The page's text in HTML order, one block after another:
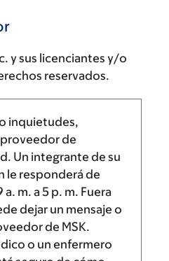
y sus licenciantes y/o
reservados.
inquietudes,
de
Un integrante de su
le responderá de
a. m. a5 p. m. Fuera
dejar un mensaje o
de MSK.
o un enfermero